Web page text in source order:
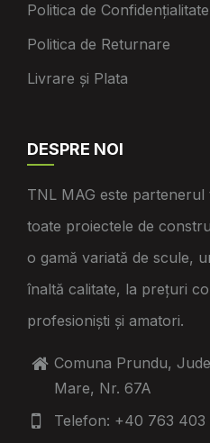
Politica de Confidențialitate
Politica de Returnare
Livrare și Plata
DESPRE NOI
TNL MAG este
toate proiectele de
o gamă variată de scule,
înaltă calitate, la prețuri
profesioniști și amatori.
Comuna Prundu,
Mare, Nr. 67A
Telefon: +40 763 403